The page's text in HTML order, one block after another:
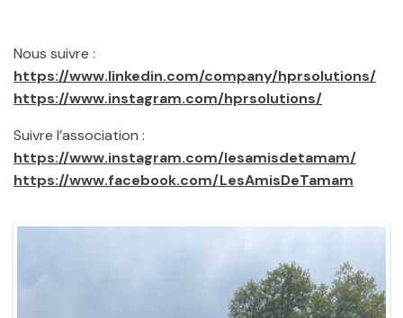
Nous suivre :
https://www.linkedin.com/company/hprsolutions/
https://www.instagram.com/hprsolutions/
Suivre l’association :
https://www.instagram.com/lesamisdetamam/
https://www.facebook.com/LesAmisDeTamam